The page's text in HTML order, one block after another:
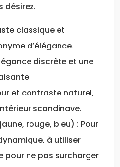
désirez.
classique et
d’élégance.
discrète et une
et contraste naturel,
scandinave.
rouge, bleu) : Pour
à utiliser
pour ne pas surcharger